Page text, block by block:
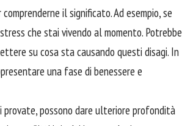
il significato. Ad esempio, se
che stai vivendo al momento. Potrebbe
su cosa sta causando questi disagi. In
una fase di benessere e
possono dare ulteriore profondità